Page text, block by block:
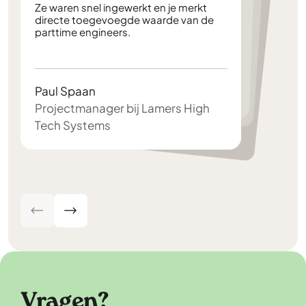
Ze waren snel ingewerkt en je merkt
directe toegevoegde waarde van de
parttime engineers.
Paul Spaan
Projectmanager bij Lamers High
Tech Systems
service
HR adviseur HANOS
gebleken: de studenten waren zeer snel up and running
Head of Logistics ALSO
Lieske van der Waals
Campaign Lead Stichting Week Zonder Vlees